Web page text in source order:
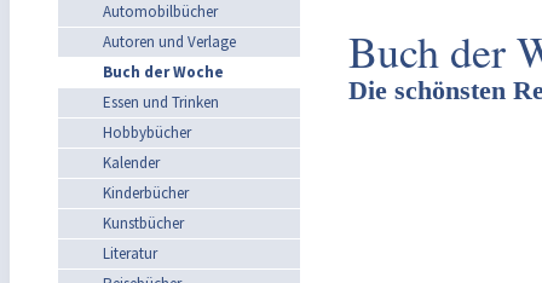
Automobilbücher
Autoren und Verlage
Buch der Woche
Essen und Trinken
Hobbybücher
Kalender
Kinderbücher
Kunstbücher
Literatur
Buch der
Die schönsten